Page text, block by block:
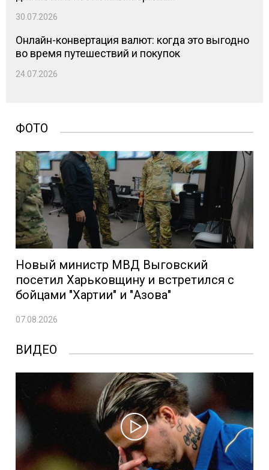
30.07.2026
Онлайн-конвертация валют: когда это выгодно
во время путешествий и покупок
24.07.2026
ФОТО
Новый министр МВД Выговский
посетил Харьковщину и встретился с
бойцами "Хартии" и "Азова"
07.08.2026
ВИДЕО